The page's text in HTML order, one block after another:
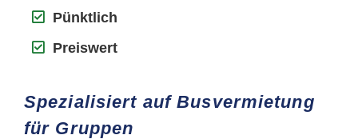
Pünktlich
Preiswert
Spezialisiert auf Busvermietung
für Gruppen